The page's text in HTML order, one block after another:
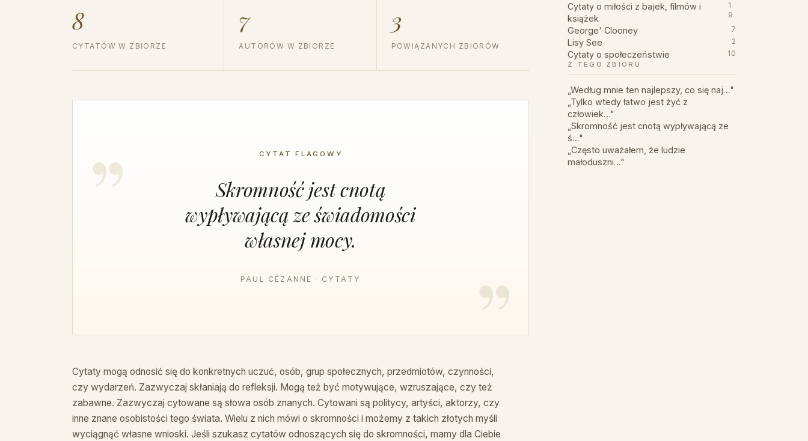
8
CYTATÓW W ZBIORZE
7
AUTORÓW W ZBIORZE
3
POWIĄZANYCH ZBIORÓW
CYTAT FLAGOWY
Skromność jest cnotą
wypływającą ze świadomości
własnej mocy.
PAUL CÉZANNE · CYTATY
Cytaty mogą odnosić się do konkretnych uczuć, osób, grup społecznych, przedmiotów, czynności,
czy wydarzeń. Zazwyczaj skłaniają do refleksji. Mogą też być motywujące, wzruszające, czy też
zabawne. Zazwyczaj cytowane są słowa osób znanych. Cytowani są politycy, artyści, aktorzy, czy
inne znane osobistości tego świata. Wielu z nich mówi o skromności i możemy z takich złotych myśli
wyciągnąć własne wnioski. Jeśli szukasz cytatów odnoszących się do skromności, mamy dla Ciebie
Cytaty o miłości z bajek, filmów i
książek
1
9
George' Clooney 7
Lisy See 2
Cytaty o społeczeństwie
10
Z TEGO ZBIORU
„Według mnie ten najlepszy, co się naj…"
„Tylko wtedy łatwo jest żyć z
człowiek…"
„Skromność jest cnotą wypływającą ze
ś…"
„Często uważałem, że ludzie
małoduszni…"